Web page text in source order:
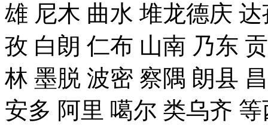
雄 尼木 曲水 堆龙德庆
孜 白朗 仁布 山南 乃东
林 墨脱 波密 察隅 朗县
安多 阿里 噶尔 类乌齐